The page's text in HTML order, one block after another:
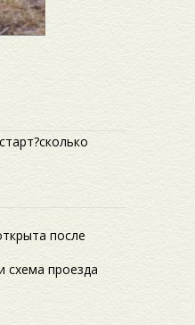
после
схема проезда